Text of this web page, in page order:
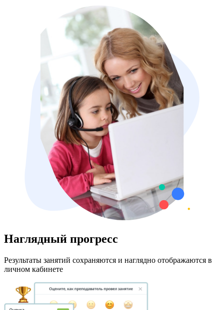
Наглядный прогресс
Результаты занятий сохраняются и наглядно отображаются в
личном кабинете